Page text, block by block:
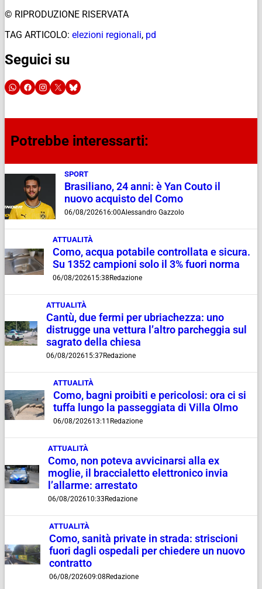
© RIPRODUZIONE RISERVATA
TAG ARTICOLO: elezioni regionali, pd
Seguici su
Potrebbe interessarti:
SPORT
Brasiliano, 24 anni: è Yan Couto il
nuovo acquisto del Como
06/08/202616:00Alessandro Gazzolo
ATTUALITÀ
Como, acqua potabile controllata e sicura.
Su 1352 campioni solo il 3% fuori norma
06/08/202615:38 Redazione
ATTUALITÀ
Cantù, due fermi per ubriachezza: uno
distrugge una vettura l’altro parcheggia sul
sagrato della chiesa
06/08/202615:37Redazione
ATTUALITÀ
Como, bagni proibiti e pericolosi: ora ci si
tuffa lungo la passeggiata di Villa Olmo
06/08/202613:11 Redazione
ATTUALITÀ
Como, non poteva avvicinarsi alla ex
moglie, il braccialetto elettronico invia
l’allarme: arrestato
06/08/202610:33 Redazione
ATTUALITÀ
Como, sanità private in strada: striscioni
fuori dagli ospedali per chiedere un nuovo
contratto
06/08/202609:08 Redazione